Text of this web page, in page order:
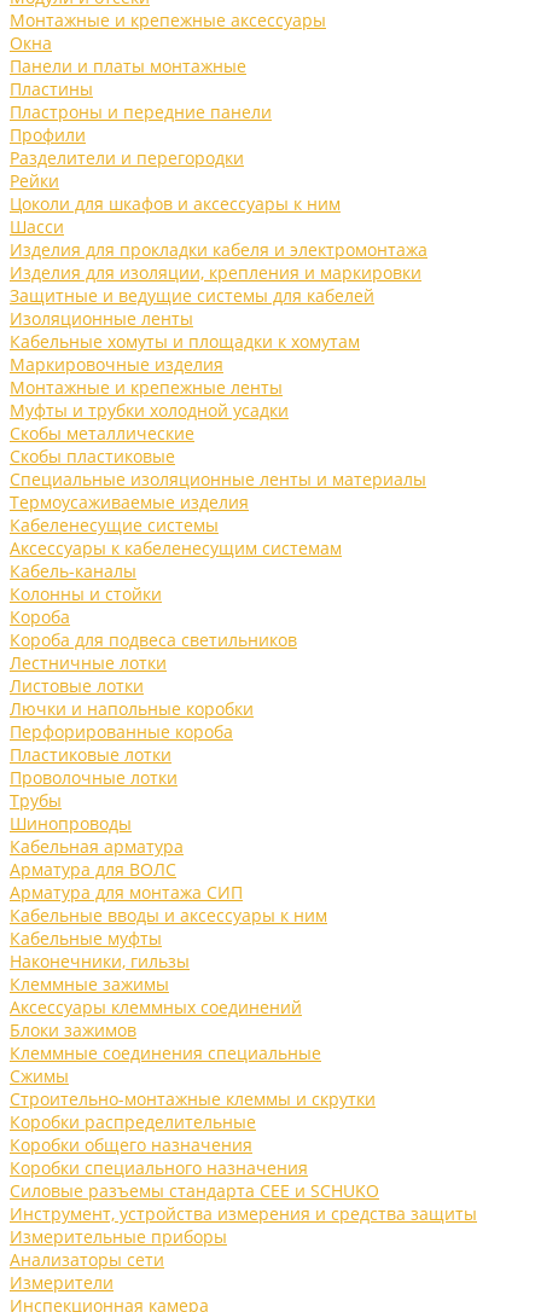
Монтажные и крепежные аксессуары
Окна
Панели и платы монтажные
Пластины
Пластроны и передние панели
Профили
Разделители и перегородки
Рейки
Цоколи для шкафов и аксессуары к ним
Шасси
Изделия для прокладки кабеля и электромонтажа
Изделия для изоляции, крепления и маркировки
Защитные и ведущие системы для кабелей
Изоляционные ленты
Кабельные хомуты и площадки к хомутам
Маркировочные изделия
Монтажные и крепежные ленты
Муфты и трубки холодной усадки
Скобы металлические
Скобы пластиковые
Специальные изоляционные ленты и материалы
Термоусаживаемые изделия
Кабеленесущие системы
Аксессуары к кабеленесущим системам
Кабель-каналы
Колонны и стойки
Короба
Короба для подвеса светильников
Лестничные лотки
Листовые лотки
Лючки и напольные коробки
Перфорированные короба
Пластиковые лотки
Проволочные лотки
Трубы
Шинопроводы
Кабельная арматура
Арматура для ВОЛС
Арматура для монтажа СИП
Кабельные вводы и аксессуары к ним
Кабельные муфты
Наконечники, гильзы
Клеммные зажимы
Аксессуары клеммных соединений
Блоки зажимов
Клеммные соединения специальные
Сжимы
Строительно-монтажные клеммы и скрутки
Коробки распределительные
Коробки общего назначения
Коробки специального назначения
Силовые разъемы стандарта CEE и SCHUKO
Инструмент, устройства измерения и средства защиты
Измерительные приборы
Анализаторы сети
Измерители
Инспекционная камера